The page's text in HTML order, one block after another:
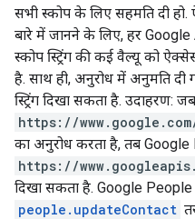
सभी स्कोप के लिए सहमति दी
बारे में जानने के लिए, हर
स्कोप स्ट्रिंग की कई वैल्यू को
है. साथ ही, अनुरोध में अनुमति
स्ट्रिंग दिखा सकता है. उदाहरण:
https://
का अनुरोध करता है, तब
https://
दिखा सकता है. Google
people.updateContact